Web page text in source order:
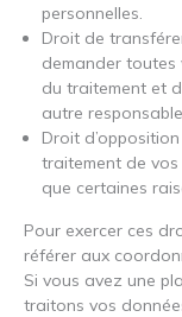
personnelles.
Droit de
demander toutes
du traitement et
autre
Droit
traitement de vos
que certaines
Pour exercer ces
référer aux
Si vous avez une
traitons vos